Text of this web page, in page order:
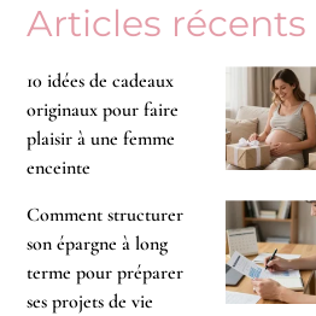
Articles récents
10 idées de cadeaux
originaux pour faire
plaisir à une femme
enceinte
Comment structurer
son épargne à long
terme pour préparer
ses projets de vie